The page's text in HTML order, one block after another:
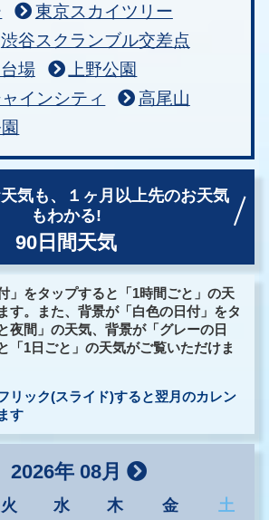
東京スカイツリー
渋谷スクランブル交差点
場
上野公園
インシティ
高尾山
気も、
１ヶ月以上先のお天気
もわかる!
90日間天気
」をタップすると「1時間ごと」の天
す。また、背景が「白色の日付」をタ
夜間」の天気、背景が「グレーの日
「1日ごと」の天気がご覧いただけま
リック(スライド)すると翌月のカレン
す
2026年 08月
火 水 木 金 土